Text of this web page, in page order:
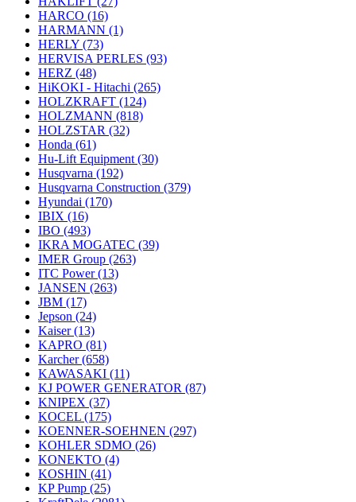
HARCO (16)
HARMANN (1)
HERLY (73)
HERVISA PERLES (93)
HERZ (48)
HiKOKI - Hitachi (265)
HOLZKRAFT (124)
HOLZMANN (818)
HOLZSTAR (32)
Honda (61)
Hu-Lift Equipment (30)
Husqvarna (192)
Husqvarna Construction (379)
Hyundai (170)
IBIX (16)
IBO (493)
IKRA MOGATEC (39)
IMER Group (263)
ITC Power(13)
JANSEN (263)
JBM (17)
Jepson (24)
Kaiser(13)
KAPRO (81)
Karcher(658)
KAWASAKI (11)
KJ POWER GENERATOR (87)
KNIPEX (37)
KOCEL (175)
KOENNER-SOEHNEN (297)
KOHLER SDMO (26)
KONEKTO (4)
KOSHIN (41)
KP Pump (25)